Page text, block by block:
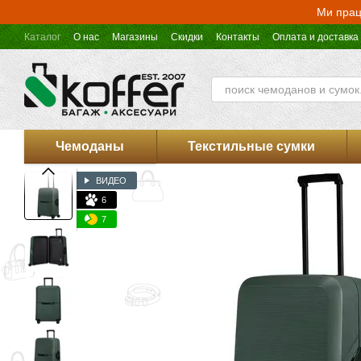
Ми
Каталог О нас Магазины Скидки Контакты
Оплата и доставка
Оферта магазина Koffer.UA
Чемоданы Текстильные сумки
ВИДЕО
6
7